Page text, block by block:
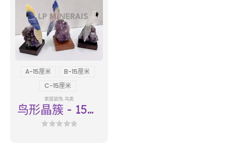
A-15厘米
B-15厘米
C-15厘米
家居装饰, 鸟类
鸟形晶簇 - 15厘